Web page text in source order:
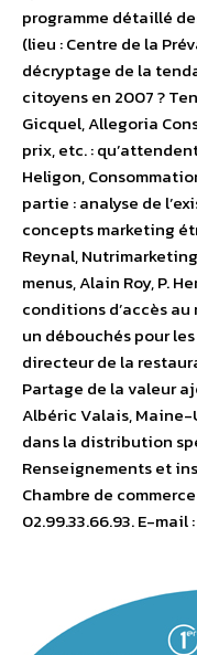
programme détaillé
(lieu : Centre de la
décryptage de la
citoyens en 2007 ?
Gicquel, Allegoria
prix, etc. :
Heligon,
partie : analyse de
concepts marketing
Reynal,
menus, Alain Roy, P.
conditions d’accès
un débouchés pour
directeur de la
Partage de la valeur
Albéric Valais,
dans la distribution
Renseignements et
Chambre de
02.99.33.66.93. E-